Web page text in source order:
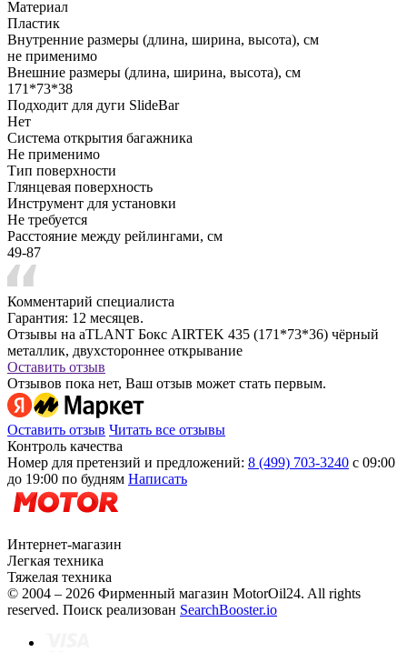
Материал
Пластик
Внутренние размеры (длина, ширина, высота), см
не применимо
Внешние размеры (длина, ширина, высота), см
171*73*38
Подходит для дуги SlideBar
Нет
Система открытия багажника
Не применимо
Тип поверхности
Глянцевая поверхность
Инструмент для установки
Не требуется
Расстояние между рейлингами, см
49-87
Комментарий специалиста
Гарантия: 12 месяцев.
Отзывы на aTLANT Бокс AIRTEK 435 (171*73*36) чёрный
металлик, двухстороннее открывание
Оставить отзыв
Отзывов пока нет, Ваш отзыв может стать первым.
Оставить отзыв Читать все отзывы
Контроль качества
Номер для претензий и предложений: 8 (499) 703-3240 с 09:00
до 19:00 по будням Написать
Интернет-магазин
Легкая техника
Тяжелая техника
© 2004 – 2026 Фирменный магазин MotorOil24. All rights
reserved. Поиск реализован SearchBooster.io